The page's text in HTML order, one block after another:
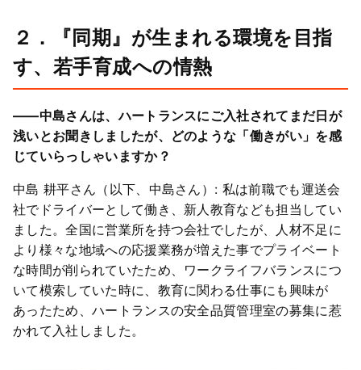
２．
『同期』が生まれる環境を目指
す、若手育成への情熱
――中島さんは、ハートランスにご入社されてまだ日が
浅いとお聞きしましたが、どのような「働きがい」を感
じていらっしゃいますか？
中島 耕平さん（以下、中島さん）: 私は前職でも運送会
社でドライバーとして働き、新人教育なども担当してい
ました。全国に営業所を持つ会社でしたが、人材不足に
より様々な地域への応援業務が増えた事でプライベート
な時間が削られていたため、ワークライフバランスにつ
いて模索していた時に、教育に関わる仕事にも興味が
あったため、ハートランスの安全品質管理室の募集に惹
かれて入社しました。